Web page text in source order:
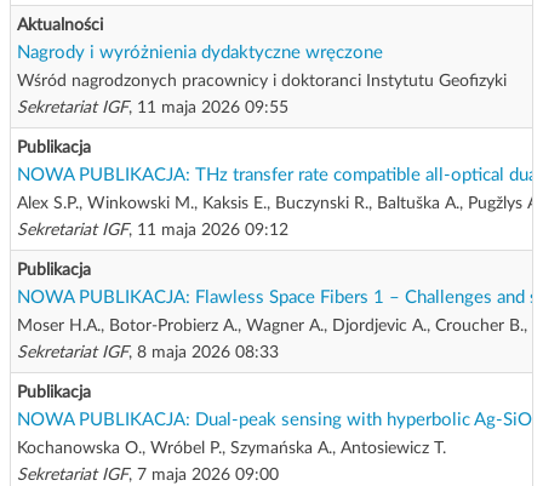
Aktualności
Nagrody i wyróżnienia dydaktyczne wręczone
Wśród nagrodzonych pracownicy i doktoranci Instytutu Geofizyki
Sekretariat IGF, 11 maja 2026 09:55
Publikacja
NOWA PUBLIKACJA: THz transfer rate compatible all-optical
Alex S.P., Winkowski M., Kaksis E., Buczynski R., Baltuška A., Pugžlys
Sekretariat IGF, 11 maja 2026 09:12
Publikacja
NOWA PUBLIKACJA: Flawless Space Fibers 1 – Challenges and
Moser H.A., Botor-Probierz A., Wagner A., Djordjevic A., Croucher B.,
Sekretariat IGF, 8 maja 2026 08:33
Publikacja
NOWA PUBLIKACJA: Dual-peak sensing with hyperbolic Ag-SiO₂
Kochanowska O., Wróbel P., Szymańska A., Antosiewicz T.
Sekretariat IGF, 7 maja 2026 09:00